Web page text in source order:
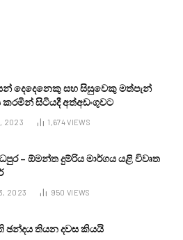
දෙදෙනෙකු සහ සිසුවෙකු මත්පැන්
කරමින් සිටියදී අත්අඩංගුවට
2023 1,674VIEWS
– ඕමන්ත දුම්රිය මාර්ගය යළි විවෘත
2023 950 VIEWS
ඡන්දය තියන දවස කියයි